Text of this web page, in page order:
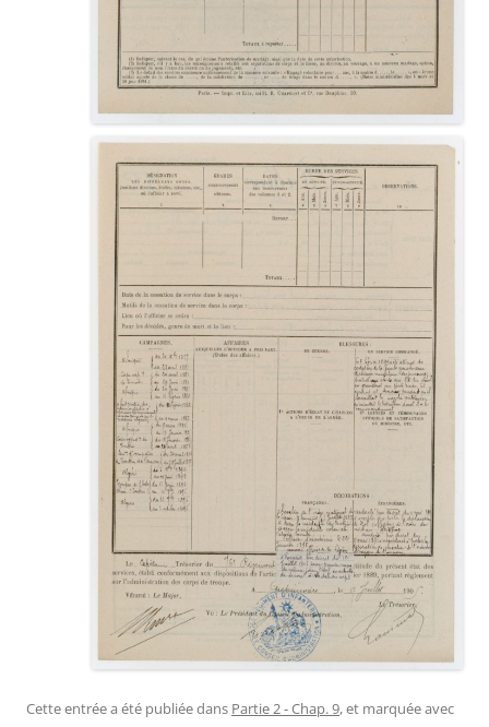
Cette entrée a été publiée dans Partie 2 - Chap. 9, et marquée avec